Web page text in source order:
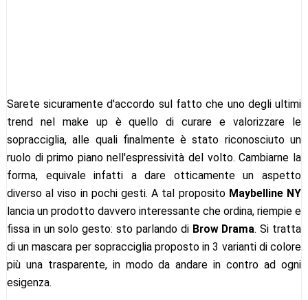
Sarete sicuramente d'accordo sul fatto che uno degli ultimi
trend nel make up è quello di curare e valorizzare le
sopracciglia, alle quali finalmente è stato riconosciuto un
ruolo di primo piano nell'espressività del volto. Cambiarne la
forma, equivale infatti a dare otticamente un aspetto
diverso al viso in pochi gesti. A tal proposito Maybelline NY
lancia un prodotto davvero interessante che ordina, riempie e
fissa in un solo gesto: sto parlando di Brow Drama. Si tratta
di un mascara per sopracciglia proposto in 3 varianti di colore
più una trasparente, in modo da andare in contro ad ogni
esigenza.